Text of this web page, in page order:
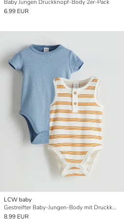
Baby Jungen Druckknopf-Body 2er-Pack
6.99 EUR
LCW baby
Gestreifter Baby-Jungen-Body mit Druckknöpfen und Rundhalsausschnitt, 2er-Pack
8.99 EUR